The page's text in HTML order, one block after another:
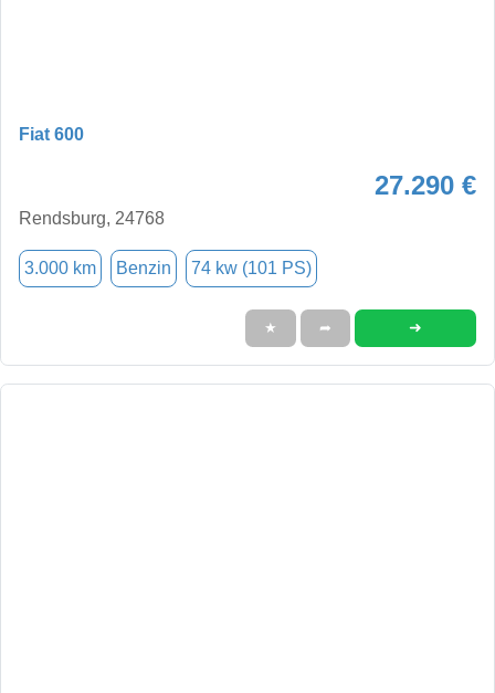
Fiat 600
27.290 €
Rendsburg, 24768
3.000 km Benzin 74 kw (101 PS)
★ ➦ ➜